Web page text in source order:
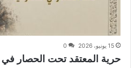
15 يونيو، 2026 0
حرية المعتقد تحت الحصار في